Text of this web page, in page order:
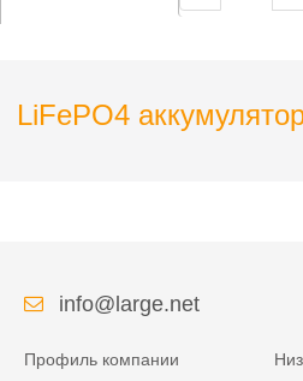
LiFePO4
info@large.net
Профиль компании